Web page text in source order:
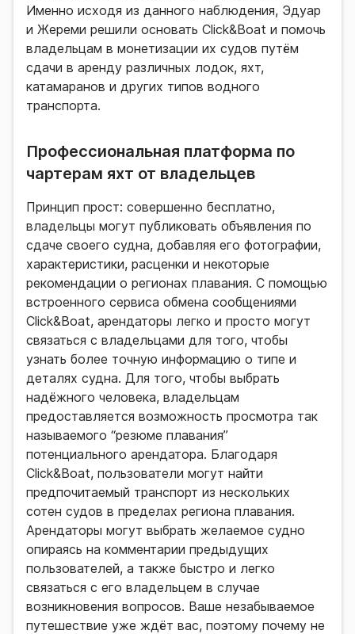
Именно исходя из данного наблюдения, Эдуар
и Жереми решили основать Click&Boat и помочь
владельцам в монетизации их судов путём
сдачи в аренду различных лодок, яхт,
катамаранов и других типов водного
транспорта.
Профессиональная платформа по
чартерам яхт от владельцев
Принцип прост: совершенно бесплатно,
владельцы могут публиковать объявления по
сдаче своего судна, добавляя его фотографии,
характеристики, расценки и некоторые
рекомендации о регионах плавания. С помощью
встроенного сервиса обмена сообщениями
Click&Boat, арендаторы легко и просто могут
связаться с владельцами для того, чтобы
узнать более точную информацию о типе и
деталях судна. Для того, чтобы выбрать
надёжного человека, владельцам
предоставляется возможность просмотра так
называемого “резюме плавания”
потенциального арендатора. Благодаря
Click&Boat, пользователи могут найти
предпочитаемый транспорт из нескольких
сотен судов в пределах региона плавания.
Арендаторы могут выбрать желаемое судно
опираясь на комментарии предыдущих
пользователей, а также быстро и легко
связаться с его владельцем в случае
возникновения вопросов. Ваше незабываемое
путешествие уже ждёт вас, поэтому почему не